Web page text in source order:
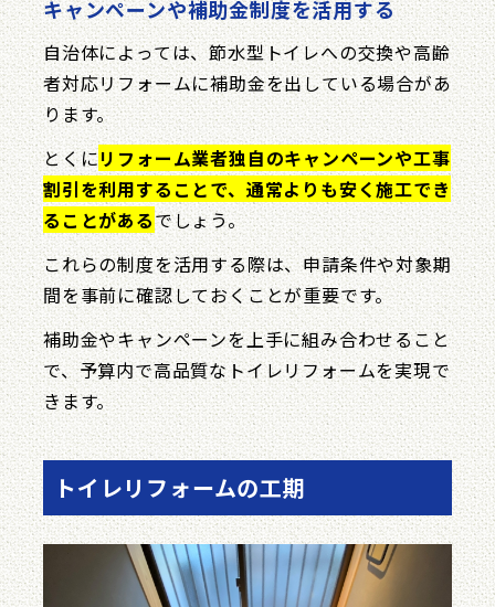
キャンペーンや補助金制度を活用する
自治体によっては、節水型トイレへの交換や高齢
者対応リフォームに補助金を出している場合があ
ります。
とくにリフォーム業者独自のキャンペーンや工事
割引を利用することで、通常よりも安く施工でき
ることがあるでしょう。
これらの制度を活用する際は、申請条件や対象期
間を事前に確認しておくことが重要です。
補助金やキャンペーンを上手に組み合わせること
で、予算内で高品質なトイレリフォームを実現で
きます。
トイレリフォームの工期​​